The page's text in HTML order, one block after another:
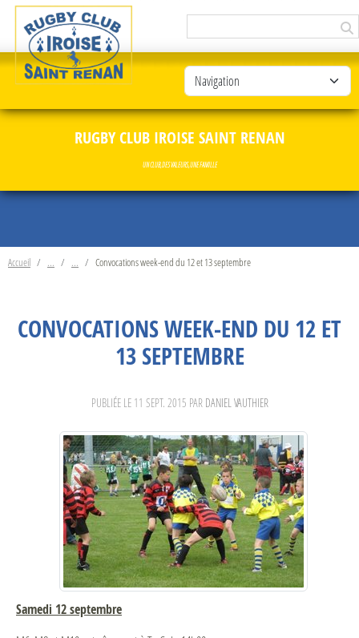
RUGBY CLUB IROISE SAINT RENAN
UN CLUB, DES VALEURS, UNE FAMILLE
Accueil Convocations week-end du 12 et 13 septembre
CONVOCATIONS WEEK-END DU 12 ET
13 SEPTEMBRE
PUBLIÉE LE 11 SEPT. 2015 PAR DANIEL VAUTHIER
Samedi 12 septembre
Panneau de gestion des cookies